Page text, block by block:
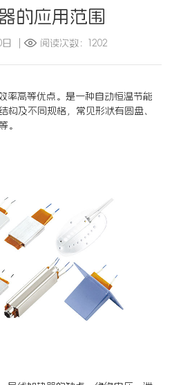
的应用范围
阅读次数：1202
率高等优点。是一种自动恒温节能
构及不同规格，常见形状有圆盘、
。